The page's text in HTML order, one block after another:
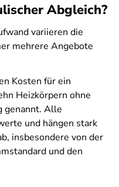
Abgleich?
variieren die
mehrere Angebote
Kosten für ein
Heizkörpern ohne
genannt. Alle
und hängen stark
insbesondere von der
und den